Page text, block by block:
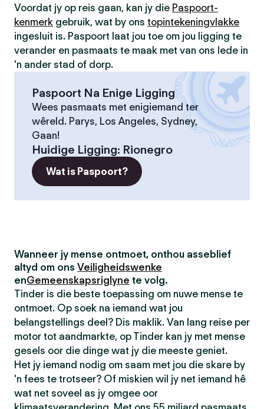
Voordat jy op reis gaan, kan jy die Paspoort-
kenmerk gebruik, wat by ons topintekeningvlakke
ingesluit is. Paspoort laat jou toe om jou ligging te
verander en pasmaats te maak met van ons lede in
'n ander stad of dorp.
Paspoort Na Enige Ligging
Wees pasmaats met enigiemand ter
wêreld. Parys, Los Angeles, Sydney,
Gaan!
Huidige Ligging: Rionegro
Wat is Paspoort?
Wanneer jy mense ontmoet, onthou asseblief
altyd om ons Veiligheidswenke
enGemeenskapsriglyne te volg.
Tinder is die beste toepassing om nuwe mense te
ontmoet. Op soek na iemand wat jou
belangstellings deel? Dis maklik. Van lang reise per
motor tot aandmarkte, op Tinder kan jy met mense
gesels oor die dinge wat jy die meeste geniet.
Het jy iemand nodig om saam met jou die skare by
'n fees te trotseer? Of miskien wil jy net iemand hê
wat net soveel as jy omgee oor